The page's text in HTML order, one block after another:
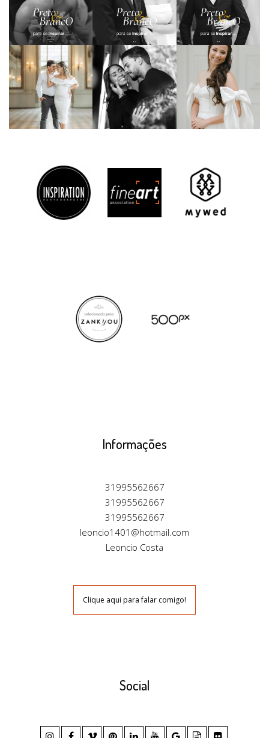
Informações
31995562667
31995562667
31995562667
leoncio1401@hotmail.com
Leoncio Costa
Clique aqui para falar comigo!
Social